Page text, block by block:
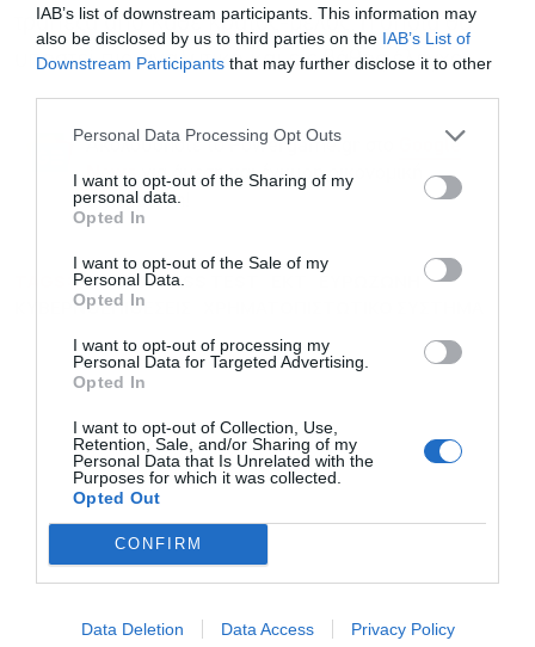
IAB’s list of downstream participants. This information may
also be disclosed by us to third parties on the IAB’s List of
Downstream Participants that may further disclose it to other
Personal Data Processing Opt Outs
I want to opt-out of the Sharing of my
personal data.
Opted In
I want to opt-out of the Sale of my
Personal Data.
Opted In
I want to opt-out of processing my
Personal Data for Targeted Advertising.
Opted In
I want to opt-out of Collection, Use,
Retention, Sale, and/or Sharing of my
Personal Data that Is Unrelated with the
Purposes for which it was collected.
Opted Out
CONFIRM
Data Deletion Data Access Privacy Policy
τράπεζα από κάθε κράτος-μέλος, η οποία θα
υποστεί πιο αναλυτικό και εις βάθος έλεγχο.
Ακολουθήστε το Powergame.gr στο
Google
News για άμεση και έγκυρη οικονομική
ενημέρωση!
SSM STRESS TEST
ΚΥΒΕΡΝΟΕΠΙΘΕΣΕΙΣ